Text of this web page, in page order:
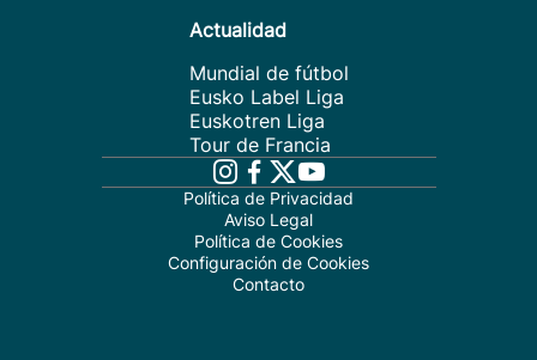
Actualidad
Mundial de fútbol
Eusko Label Liga
Euskotren Liga
Tour de Francia
Política de Privacidad
Aviso Legal
Política de Cookies
Configuración de Cookies
Contacto